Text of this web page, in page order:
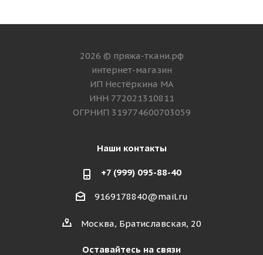
2026 © пряжа-ткани.рф
интернет-магазин
ИП Нестёркина МА
ИНН 772021310811
ОГРНИП 319774600703059
Наши контакты
+7 (999) 095-88-40
9169178840@mail.ru
Москва, Братиславская, 20
Оставайтесь на связи